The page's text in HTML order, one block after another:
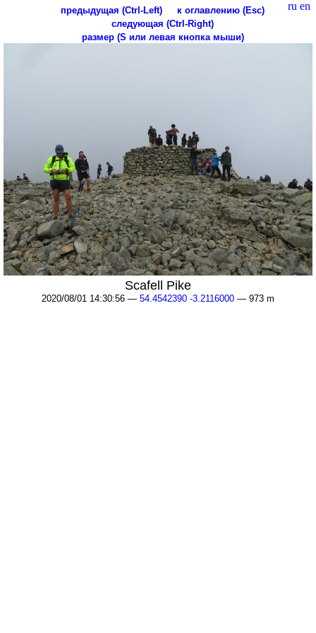
ru en
предыдущая (Ctrl-Left)
к оглавлению (Esc)
следующая (Ctrl-Right)
размер (S или левая кнопка мыши)
Scafell Pike
2020/08/01 14:30:56 — 54.4542390 -3.2116000 — 973 m